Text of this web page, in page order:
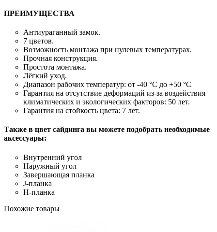
ПРЕИМУЩЕСТВА
Антиураганный замок.
7 цветов.
Возможность монтажа при нулевых температурах.
Прочная конструкция.
Простота монтажа.
Лёгкий уход.
Диапазон рабочих температур: от -40 °С до +50 °С
Гарантия на отсутствие деформаций из-за воздействия
климатических и экологических факторов: 50 лет.
Гарантия на стойкость цвета: 7 лет.
Также в цвет сайдинга вы можете подобрать необходимые
аксессуары:
Внутренний угол
Наружный угол
Завершающая планка
J-планка
H-планка
Похожие товары